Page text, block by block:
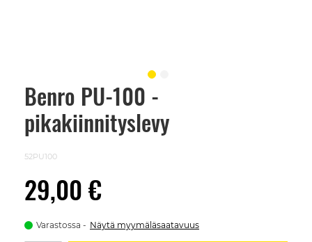
Benro PU-100 -
pikakiinnityslevy
52PU100
29,00 €
Varastossa Näytä myymäläsaatavuus
Skip
beginning
images